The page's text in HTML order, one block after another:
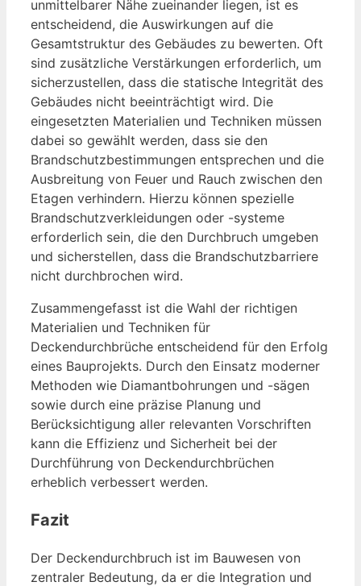
unmittelbarer Nähe zueinander liegen, ist es
entscheidend, die Auswirkungen auf die
Gesamtstruktur des Gebäudes zu bewerten. Oft
sind zusätzliche Verstärkungen erforderlich, um
sicherzustellen, dass die statische Integrität des
Gebäudes nicht beeinträchtigt wird. Die
eingesetzten Materialien und Techniken müssen
dabei so gewählt werden, dass sie den
Brandschutzbestimmungen entsprechen und die
Ausbreitung von Feuer und Rauch zwischen den
Etagen verhindern. Hierzu können spezielle
Brandschutzverkleidungen oder -systeme
erforderlich sein, die den Durchbruch umgeben
und sicherstellen, dass die Brandschutzbarriere
nicht durchbrochen wird.
Zusammengefasst ist die Wahl der richtigen
Materialien und Techniken für
Deckendurchbrüche entscheidend für den Erfolg
eines Bauprojekts. Durch den Einsatz moderner
Methoden wie Diamantbohrungen und -sägen
sowie durch eine präzise Planung und
Berücksichtigung aller relevanten Vorschriften
kann die Effizienz und Sicherheit bei der
Durchführung von Deckendurchbrüchen
erheblich verbessert werden.
Fazit
Der Deckendurchbruch ist im Bauwesen von
zentraler Bedeutung, da er die Integration und